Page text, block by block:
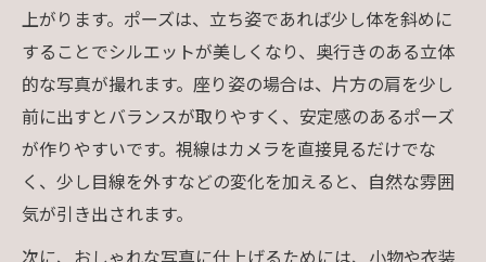
上がります。ポーズは、立ち姿であれば少し体を斜めに
することでシルエットが美しくなり、奥行きのある立体
的な写真が撮れます。座り姿の場合は、片方の肩を少し
前に出すとバランスが取りやすく、安定感のあるポーズ
が作りやすいです。視線はカメラを直接見るだけでな
く、少し目線を外すなどの変化を加えると、自然な雰囲
気が引き出されます。
次に、おしゃれな写真に仕上げるためには、小物や衣装